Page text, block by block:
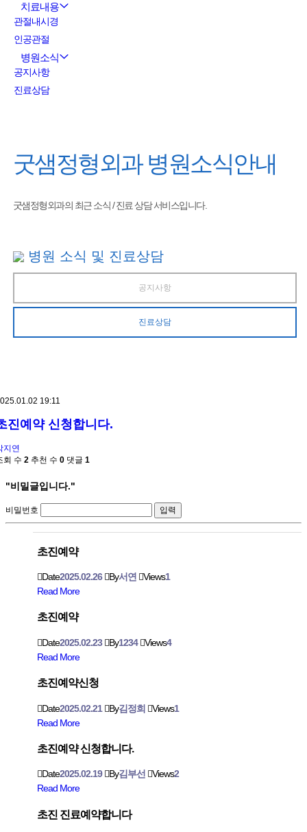
치료내용
관절내시경
인공관절
병원소식
공지사항
진료상담
굿샘정형외과병원소식안내
굿샘정형외과의 최근 소식 / 진료 상담 서비스입니다.
병원 소식 및 진료상담
공지사항
진료상담
19:11
진예약 신청합니다.
지연
회 수 2 추천 수 0 댓글 1
"비밀글입니다."
비밀번호
초진예약
Date2025.02.26 By서연 Views1
Read More
초진예약
Date2025.02.23 By1234 Views4
Read More
초진예약신청
Date2025.02.21 By김정희 Views1
Read More
초진예약 신청합니다.
Date2025.02.19 By김부선 Views2
Read More
초진 진료예약합니다